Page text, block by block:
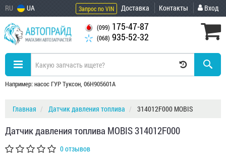
RU UA Запрос по VIN Доставка Контакты Вход
(099) 175-47-87
(068) 935-52-32
Например: насос ГУР Туксон, 06H905601A
Главная Датчик давления топлива 314012F000 MOBIS
Датчик давления топлива MOBIS 314012F000
0 отзывов